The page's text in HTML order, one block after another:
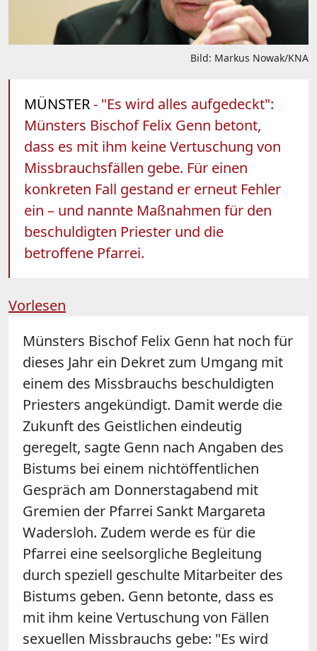
Bild: Markus Nowak/KNA
MÜNSTER- "Es wird alles aufgedeckt":
Münsters Bischof Felix Genn betont,
dass es mit ihm keine Vertuschung von
Missbrauchsfällen gebe. Für einen
konkreten Fall gestand er erneut Fehler
ein – und nannte Maßnahmen für den
beschuldigten Priester und die
betroffene Pfarrei.
Vorlesen
Münsters Bischof Felix Genn hat noch für
dieses Jahr ein Dekret zum Umgang mit
einem des Missbrauchs beschuldigten
Priesters angekündigt. Damit werde die
Zukunft des Geistlichen eindeutig
geregelt, sagte Genn nach Angaben des
Bistums bei einem nichtöffentlichen
Gespräch am Donnerstagabend mit
Gremien der Pfarrei Sankt Margareta
Wadersloh. Zudem werde es für die
Pfarrei eine seelsorgliche Begleitung
durch speziell geschulte Mitarbeiter des
Bistums geben. Genn betonte, dass es
mit ihm keine Vertuschung von Fällen
sexuellen Missbrauchs gebe: "Es wird